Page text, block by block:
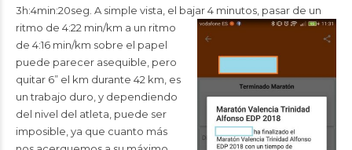
3h:4min:20seg. A simple vista, el bajar 4 minutos, pasar de un
ritmo de 4:22 min/km a un ritmo
de 4:16 min/km sobre el papel
puede parecer asequible, pero
quitar 6” el km durante 42 km, es
un trabajo duro, y dependiendo
del nivel del atleta, puede ser
imposible, ya que cuanto más